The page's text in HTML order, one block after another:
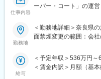
就職活動前の準備から
います。
LITALICOワークスでは
ポートし、就職後の定
仕事内容
ーパー・コート」の運
福祉・介護経験を活か
■業務概要
げている当社にて、施
や、スタッフのマネジ
勤務地
＜勤務地詳細＞奈良県
面禁煙変更の範囲：会
給与
＜予定年収＞536万円
＜賃金内訳＞月額（基